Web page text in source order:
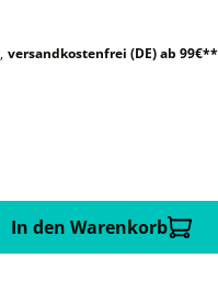
, versandkostenfrei (DE) ab 99€**
In den Warenkorb